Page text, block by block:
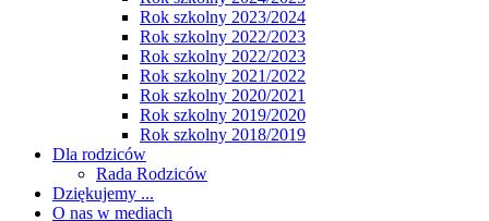
Rok szkolny 2023/2024
Rok szkolny 2022/2023
Rok szkolny 2022/2023
Rok szkolny 2021/2022
Rok szkolny 2020/2021
Rok szkolny 2019/2020
Rok szkolny 2018/2019
Dla rodziców
Rada Rodziców
Dziękujemy ...
O nas w mediach